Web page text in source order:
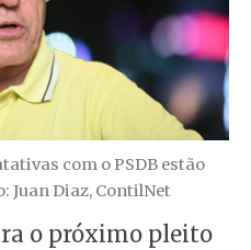
com o PSDB estão
Juan Diaz, ContilNet
o próximo pleito